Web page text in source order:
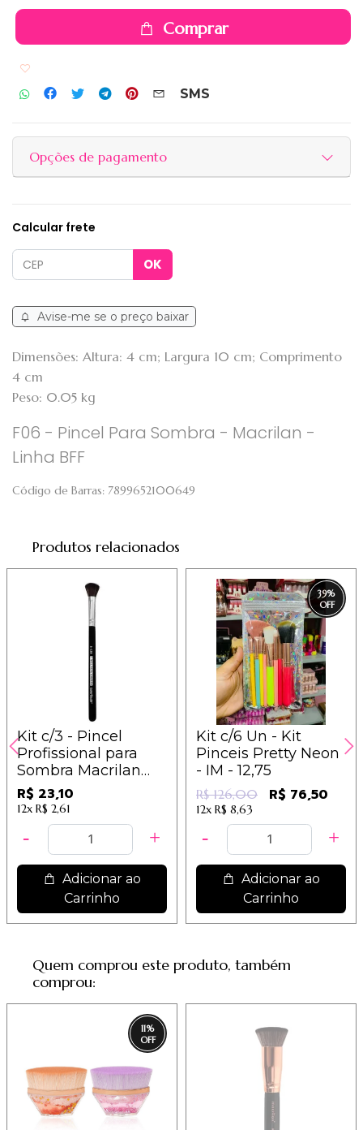
Comprar
SMS
Opções de pagamento
Calcular frete
Avise-me se o preço baixar
Dimensões: Altura: 4 cm; Largura 10 cm; Comprimento
4 cm
Peso: 0.05 kg
F06 - Pincel Para Sombra - Macrilan -
Linha BFF
Código de Barras: 7899652100649
Produtos relacionados
Kit c/3 - Pincel
Profissional para
Sombra Macrilan
Linha B - B138 / 7,70
R$ 23,10
12x R$ 2,61
Adicionar ao
Carrinho
39%
Kit c/6 Un - Kit
Pinceis Pretty Neon
- IM - 12,75
R$ 126,00 R$ 76,50
12x R$ 8,63
Adicionar ao
Carrinho
Quem comprou este produto, também
comprou:
11%